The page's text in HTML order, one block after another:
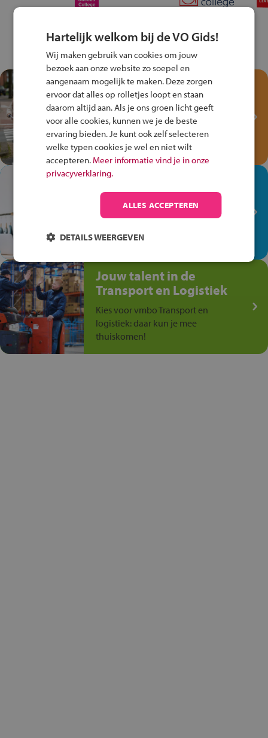
Test je kennis met het
Fiets Veilig
Verkeersspel!
Speel het Fiets Veilig Verkeersspel
en win een Cortina-fiets!
In de winkel ben je op je
plek!
Ontdek via het vmbo jouw talent
anders is!
Jouw talent in de
Transport en Logistiek
Kies voor vmbo Transport en
logistiek: daar kun je mee
thuiskomen!
Hartelijk welkom bij de VO Gids!
Wij maken gebruik van cookies om jouw
bezoek aan onze website zo soepel en
aangenaam mogelijk te maken. Deze zorgen
ervoor dat alles op rolletjes loopt en staan
daarom altijd aan. Als je ons groen licht geeft
voor alle cookies, kunnen we je de beste
ervaring bieden. Je kunt ook zelf selecteren
welke typen cookies je wel en niet wilt
accepteren. Meer informatie vind je in onze
privacyverklaring.
ALLES ACCEPTEREN
DETAILS WEERGEVEN